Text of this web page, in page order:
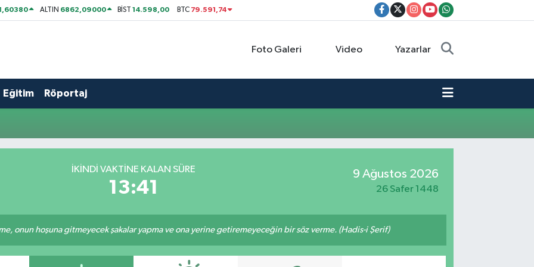
ALTIN 6862,09000 BİST14.598,00 BTC 79.591,74
Foto Galeri Video Yazarlar
Eğitim Röportaj
İKINDI VAKTİNE KALAN SÜRE
13:41
9 Ağustos 2026
26 Safer 1448
onun hoşuna gitmeyecek şakalar yapma ve ona yerine getiremeyeceğin bir söz verme. (Hadis-i Şerif)